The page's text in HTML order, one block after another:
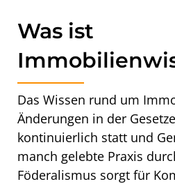
Was ist
Das Wissen rund um
Änderungen in der
kontinuierlich statt und
manch gelebte Praxis
Föderalismus sorgt für